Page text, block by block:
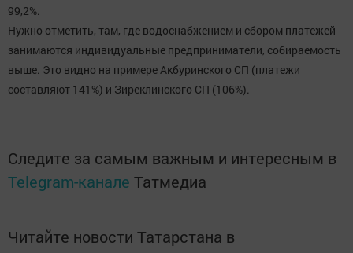
99,2%.
Нужно отметить, там, где водоснабжением и сбором платежей
занимаются индивидуальные предприниматели, собираемость
выше. Это видно на примере Акбуринского СП (платежи
составляют 141%) и Зиреклинского СП (106%).
Следите за самым важным и интересным в
Telegram-канале Татмедиа
Читайте новости Татарстана в